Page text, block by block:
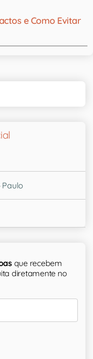
e Como Evitar
Paulo
que recebem
diretamente no